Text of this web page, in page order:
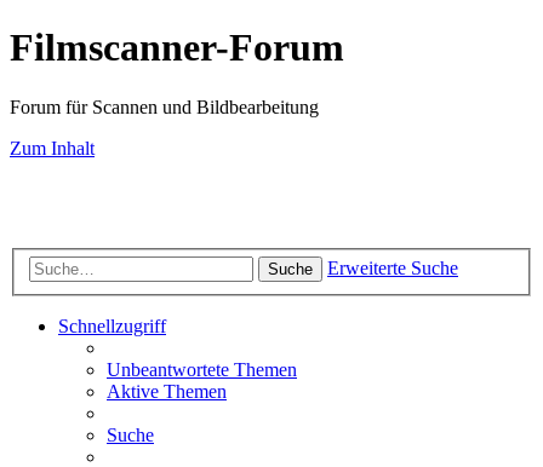
Filmscanner-Forum
Forum für Scannen und Bildbearbeitung
Zum Inhalt
Suche Erweiterte Suche
Schnellzugriff
Unbeantwortete Themen
Aktive Themen
Suche